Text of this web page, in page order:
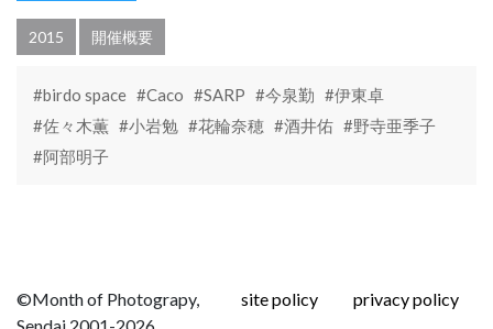
2015 開催概要
#birdo space #Caco #SARP #今泉勤 #伊東卓
#佐々木薫 #小岩勉 #花輪奈穂 #酒井佑 #野寺亜季子
#阿部明子
privacy policy
site policy
©Month of Photograpy,